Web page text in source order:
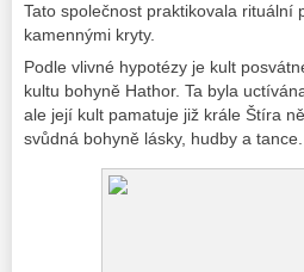
Tato společnost praktikovala rituální
kamennými kryty.
Podle vlivné hypotézy je kult
kultu bohyně Hathor. Ta byla
ale její kult pamatuje již krále Štíra
svůdná bohyně lásky, hudby a